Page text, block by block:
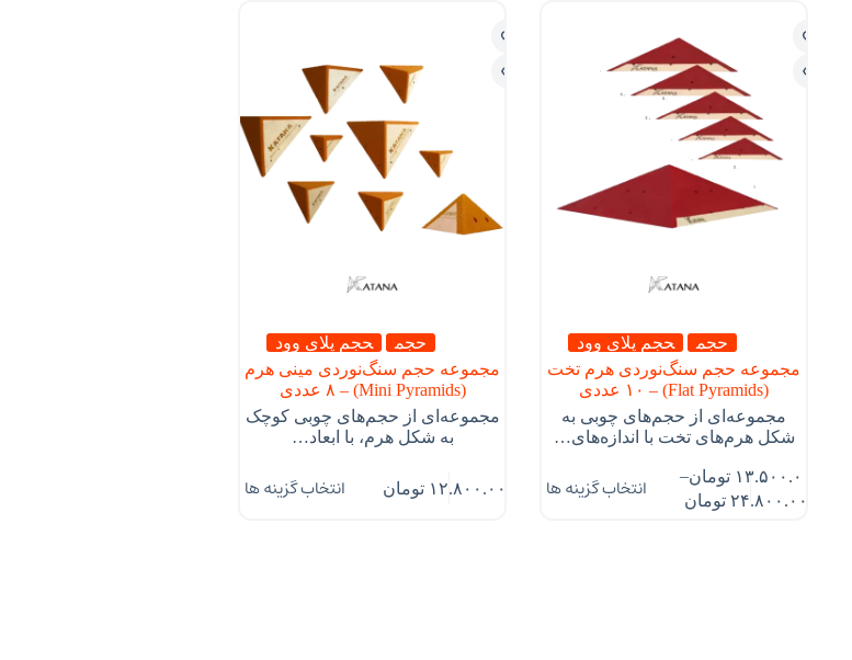
حجم
حجم پلای وود
مجموعه حجم سنگ‌نوردی هرم تخت
(Flat Pyramids) – ۱۰ عددی
مجموعه‌ای از حجم‌های چوبی به
شکل هرم‌های تخت با اندازه‌های…
۱۳.۵۰۰.۰۰۰ تومان–
۲۴.۸۰۰.۰۰۰ تومان انتخاب گزینه ها
حجم
حجم پلای وود
مجموعه حجم سنگ‌نوردی مینی هرم
(Mini Pyramids) – ۸ عددی
مجموعه‌ای از حجم‌های چوبی کوچک
به شکل هرم، با ابعاد…
۱۲.۸۰۰.۰۰۰ تومان انتخاب گزینه ها